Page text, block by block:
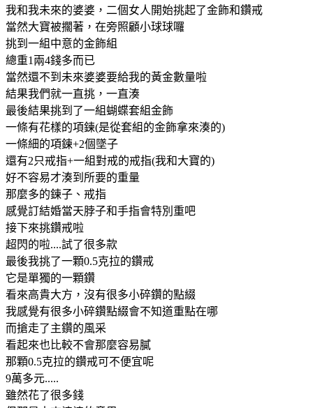
我和我未來的婆婆，二個女人開始挑起了金飾和鑽戒
當然大寶被擱著，在旁照顧小球球囉
挑到一組中意的金飾組
總重1兩4錢多而已
當然還不到未來婆婆要給我的黃金數量啦
結果我們就一直挑，一直湊
最後結果挑到了一組蝴蝶套組金飾
一條有花樣的項鍊(是從套組的金飾拿來湊的)
一條細的項鍊+2個墜子
還有2只戒指+一組對戒的戒指(我和大寶的)
好不容易才湊到所要的重量
那麼多的鍊子、戒指
感覺訂結婚當天脖子和手指會特別重吧
接下來挑鑽戒啦
超閃的啦....試了很多款
最後我挑了一顆0.5克拉的鑽戒
它是單獨的一顆鑽
看來高貴大方，沒有很多小碎鑽的點綴
我感覺有很多小碎鑽點綴會不知道重點在哪
而搶走了主鑽的風采
看起來也比較不會那麼容易膩
那顆0.5克拉的鑽戒可不便宜呢
9萬多元.....
雖然花了很多錢